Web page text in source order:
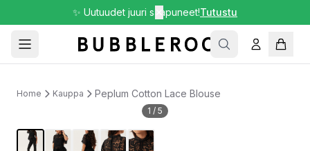
✨ Uutuudet juuri saapuneet!Tutustu
Home Kauppa Peplum Cotton Lace Blouse
1 / 5